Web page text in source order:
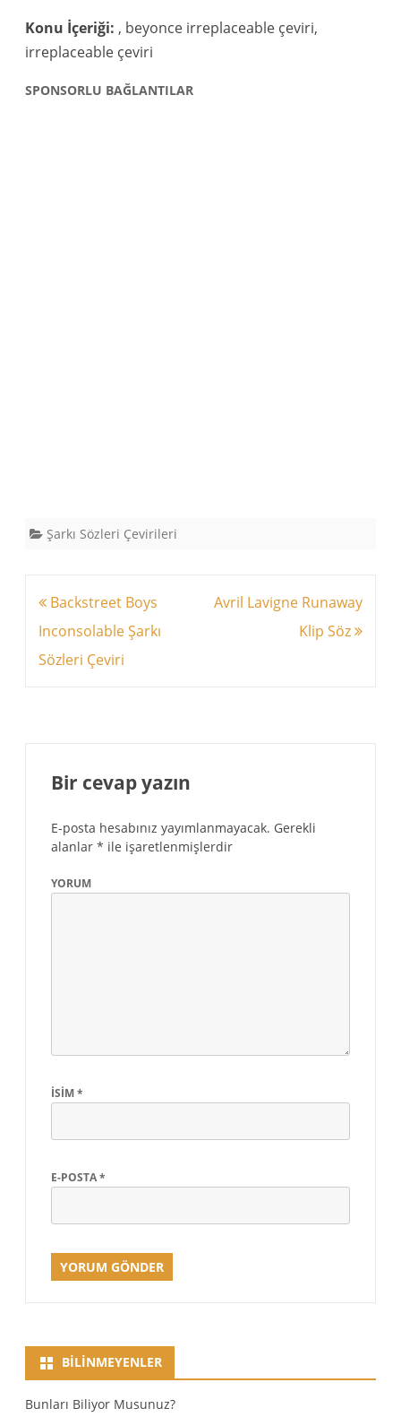
Konu İçeriği: , beyonce irreplaceable çeviri,
irreplaceable çeviri
SPONSORLU BAĞLANTILAR
Şarkı Sözleri Çevirileri
Yazı
dolaşımı
Backstreet Boys
Inconsolable Şarkı
Sözleri Çeviri
Avril Lavigne Runaway
Klip Söz
Bir cevap yazın
E-posta hesabınız yayımlanmayacak. Gerekli
alanlar * ile işaretlenmişlerdir
YORUM
İSIM*
E-POSTA*
BILINMEYENLER
Bunları Biliyor Musunuz?